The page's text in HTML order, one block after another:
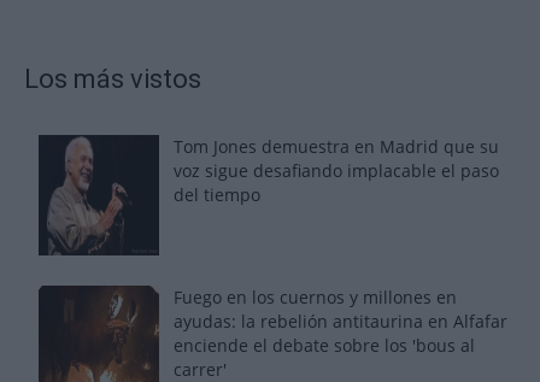
Los más vistos
Tom Jones demuestra en Madrid que su
voz sigue desafiando implacable el paso
del tiempo
Fuego en los cuernos y millones en
ayudas: la rebelión antitaurina en Alfafar
enciende el debate sobre los 'bous al
carrer'